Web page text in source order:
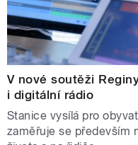
V nové soutěži
i digitální rádio
Stanice vysílá pro
zaměřuje se především